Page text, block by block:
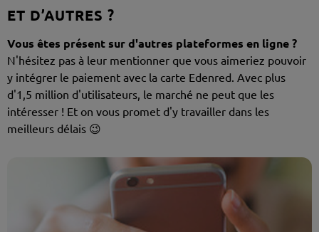
ET D’AUTRES ?
Vous êtes présent sur d'autres plateformes en ligne ?
N'hésitez pas à leur mentionner que vous aimeriez pouvoir
y intégrer le paiement avec la carte Edenred. Avec plus
d'1,5 million d'utilisateurs, le marché ne peut que les
intéresser ! Et on vous promet d'y travailler dans les
meilleurs délais 😉